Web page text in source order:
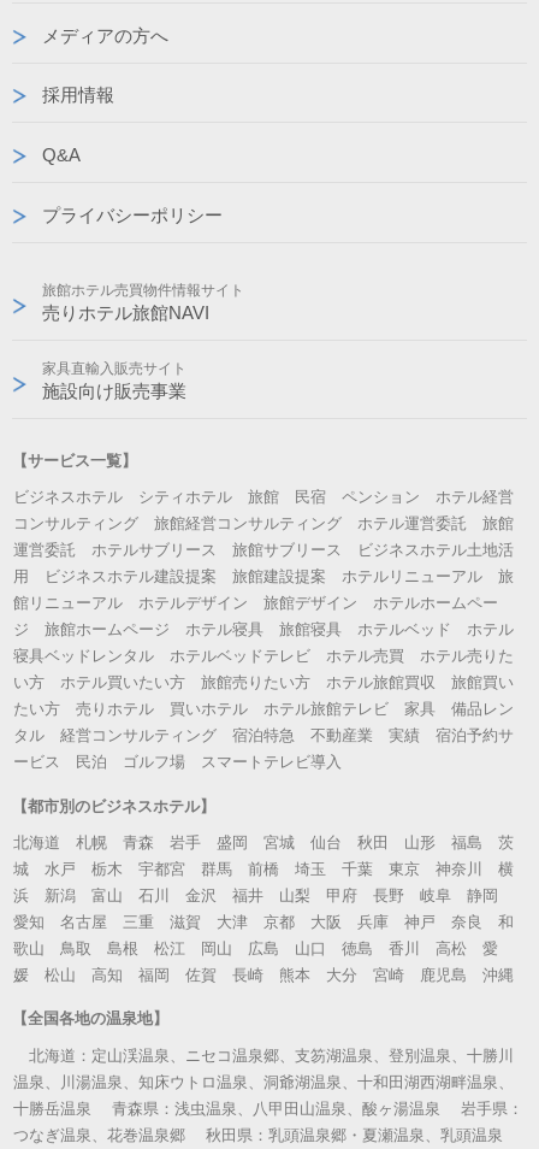
メディアの方へ
採用情報
Q&A
プライバシーポリシー
旅館ホテル売買物件情報サイト
売りホテル旅館NAVI
家具直輸入販売サイト
施設向け販売事業
【サービス一覧】
ビジネスホテル シティホテル 旅館 民宿 ペンション ホテル経営
コンサルティング 旅館経営コンサルティング ホテル運営委託 旅館
運営委託 ホテルサブリース 旅館サブリース ビジネスホテル土地活
用 ビジネスホテル建設提案 旅館建設提案 ホテルリニューアル 旅
館リニューアル ホテルデザイン 旅館デザイン ホテルホームペー
ジ 旅館ホームページ ホテル寝具 旅館寝具 ホテルベッド ホテル
寝具ベッドレンタル ホテルベッドテレビ ホテル売買 ホテル売りた
い方 ホテル買いたい方 旅館売りたい方 ホテル旅館買収 旅館買い
たい方 売りホテル 買いホテル ホテル旅館テレビ 家具 備品レン
タル 経営コンサルティング 宿泊特急 不動産業 実績 宿泊予約サ
ービス 民泊 ゴルフ場 スマートテレビ導入
【都市別のビジネスホテル】
北海道 札幌 青森 岩手 盛岡 宮城 仙台 秋田 山形 福島 茨
城 水戸 栃木 宇都宮 群馬 前橋 埼玉 千葉 東京 神奈川 横
浜 新潟 富山 石川 金沢 福井 山梨 甲府 長野 岐阜 静岡
愛知 名古屋 三重 滋賀 大津 京都 大阪 兵庫 神戸 奈良 和
歌山 鳥取 島根 松江 岡山 広島 山口 徳島 香川 高松 愛
媛 松山 高知 福岡 佐賀 長崎 熊本 大分 宮崎 鹿児島 沖縄
【全国各地の温泉地】
北海道：定山渓温泉、ニセコ温泉郷、支笏湖温泉、登別温泉、十勝川
温泉、川湯温泉、知床ウトロ温泉、洞爺湖温泉、十和田湖西湖畔温泉、
十勝岳温泉 青森県：浅虫温泉、八甲田山温泉、酸ヶ湯温泉 岩手県：
つなぎ温泉、花巻温泉郷 秋田県：乳頭温泉郷・夏瀬温泉、乳頭温泉